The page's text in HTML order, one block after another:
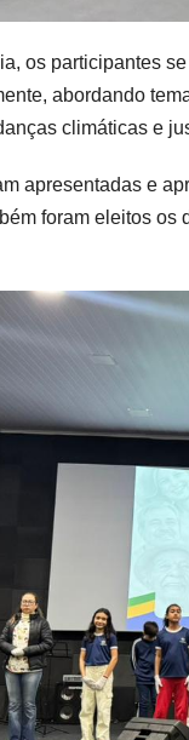
os participantes
abordando
climáticas e
apresentadas e
foram eleitos